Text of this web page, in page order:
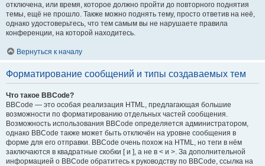
отключена, или время, которое должно пройти до повторного поднятия
темы, ещё не прошло. Также можно поднять тему, просто ответив на неё,
однако удостоверьтесь, что тем самым вы не нарушаете правила
конференции, на которой находитесь.
Вернуться к началу
Форматирование сообщений и типы создаваемых тем
Что такое BBCode?
BBCode — это особая реализация HTML, предлагающая большие
возможности по форматированию отдельных частей сообщения.
Возможность использования BBCode определяется администратором,
однако BBCode также может быть отключён на уровне сообщения в
форме для его отправки. BBCode очень похож на HTML, но теги в нём
заключаются в квадратные скобки [ и ], а не в < и >. За дополнительной
информацией о BBCode обратитесь к руководству по BBCode, ссылка на